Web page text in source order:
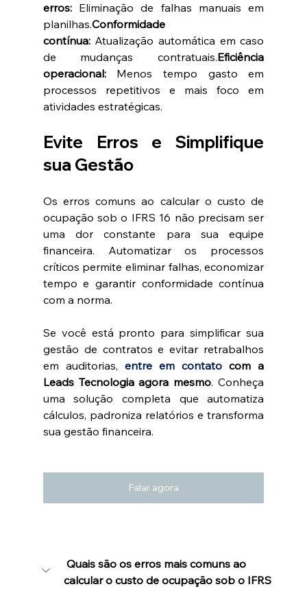
erros: Eliminação de falhas manuais em
planilhas.Conformidade
contínua: Atualização automática em caso
de mudanças contratuais.Eficiência
operacional: Menos tempo gasto em
processos repetitivos e mais foco em
atividades estratégicas.
Evite Erros e Simplifique
sua Gestão
Os erros comuns ao calcular o custo de
ocupação sob o IFRS 16 não precisam ser
uma dor constante para sua equipe
financeira. Automatizar os processos
críticos permite eliminar falhas, economizar
tempo e garantir conformidade contínua
com a norma.
Se você está pronto para simplificar sua
gestão de contratos e evitar retrabalhos
em auditorias, entre em contato com a
Leads Tecnologia agora mesmo. Conheça
uma solução completa que automatiza
cálculos, padroniza relatórios e transforma
sua gestão financeira.
Falar agora
Quais são os erros mais comuns ao
calcular o custo de ocupação sob o IFRS